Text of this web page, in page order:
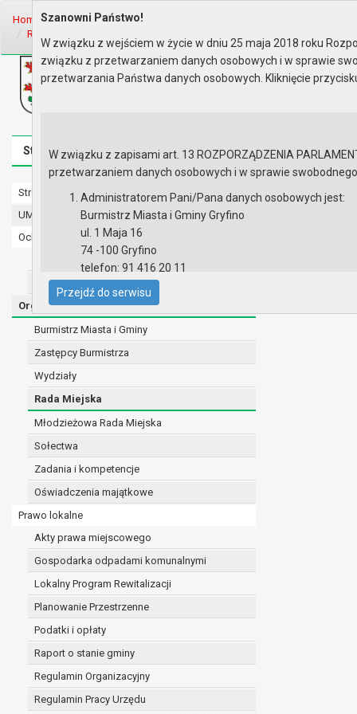
Home Organy Rada Miejska
Rok 2020 - posiedzenia
Biuletyn Informacji Publicznej
Urząd Miasta i Gminy w Gryfinie
Strona główna Mapa serwisu Aktualności
Strona główna
UMiG - telefony wewnętrzne
Ochrona danych osobowych
Urząd Miasta i Gminy w Gryfinie
Straż Miejska
Organy
Burmistrz Miasta i Gminy
Zastępcy Burmistrza
Wydziały
Rada Miejska
Młodzieżowa Rada Miejska
Sołectwa
Zadania i kompetencje
Oświadczenia majątkowe
Prawo lokalne
Akty prawa miejscowego
Gospodarka odpadami komunalnymi
Lokalny Program Rewitalizacji
Planowanie Przestrzenne
Podatki i opłaty
Raport o stanie gminy
Regulamin Organizacyjny
Regulamin Pracy Urzędu
Szanowni Państwo!
W związku z wejściem w życie w dniu 25 maja 2018 roku
związku z przetwarzaniem danych osobowych i w sprawie
przetwarzania Państwa danych osobowych. Kliknięcie
W związku z zapisami art. 13 ROZPORZĄDZENIA
przetwarzaniem danych osobowych i w sprawie
Administratorem Pani/Pana danych osobowych jest:
Burmistrz Miasta i Gminy Gryfino
ul. 1 Maja 16
74 -100 Gryfino
telefon: 91 416 20 11
e-mail:
burmistrz@gryfino.pl
Dane kontaktowe Inspektora Ochrony Danych:
telefon: 91 416 20 11
e-mail:iod@gryfino.pl
Pani/Pana dane osobowe przetwarzane są zgodnie z
realizacji zadań wynikających z przepisów
szeregu ustaw kompetencyjnych
zawarcia i realizacji umów;
ochrony żywotnych interesów osoby, której
w pozostałych przypadkach dane osobowe
W związku z przetwarzaniem danych w celu
osobowych. Odbiorcami mogą być:
Pani/Pana dane osobowe będą przetwarzane przez
przepisy prawa powszechnie obowiązującego.
W przypadku, gdy dane osobowe przetwarzane są na
W przypadku, gdy dane osobowe przetwarzane są w
czasie w zakresie wymaganym przez przepisy prawa
rozliczeniu umowy, do czasu wycofania tej zgody.
Ponadto w przypadku umów o dofinansowanie dane
beneficjentem a określoną instytucją, trwałości
W związku z przetwarzaniem przez administratora
prawo dostępu do treści danych oraz
Przejdź do serwisu